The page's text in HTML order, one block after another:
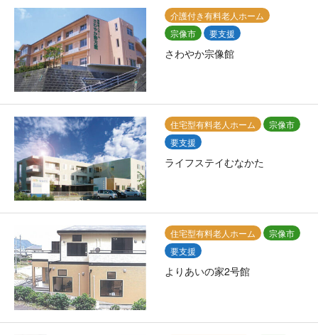
介護付き有料老人ホーム
宗像市
要支援
さわやか宗像館
住宅型有料老人ホーム
宗像市
要支援
ライフステイむなかた
住宅型有料老人ホーム
宗像市
要支援
よりあいの家2号館